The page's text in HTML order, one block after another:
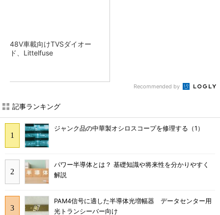
48V車載向けTVSダイオー
ド、Littelfuse
Recommended by
記事ランキング
ジャンク品の中華製オシロスコープを修理する（1）
パワー半導体とは？ 基礎知識や将来性を分かりやすく
解説
PAM4信号に適した半導体光増幅器 データセンター用
光トランシーバー向け